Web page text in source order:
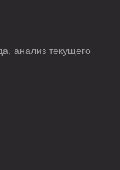
анализ текущего